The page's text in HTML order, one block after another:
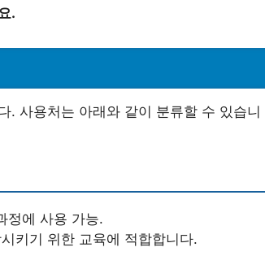
.
. 사용처는 아래와 같이 분류할 수 있습니
정에 사용 가능.
키기 위한 교육에 적합합니다.